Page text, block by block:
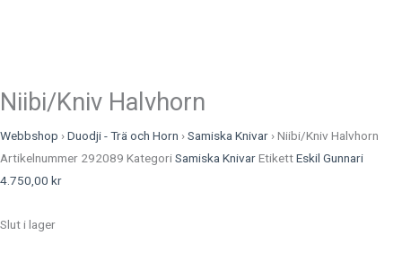
Niibi/Kniv Halvhorn
Webbshop ›Duodji - Trä och Horn ›Samiska Knivar ›Niibi/Kniv Halvhorn
Artikelnummer 292089 KategoriSamiska KnivarEtikettEskil Gunnari
4.750,00 kr
Slut i lager